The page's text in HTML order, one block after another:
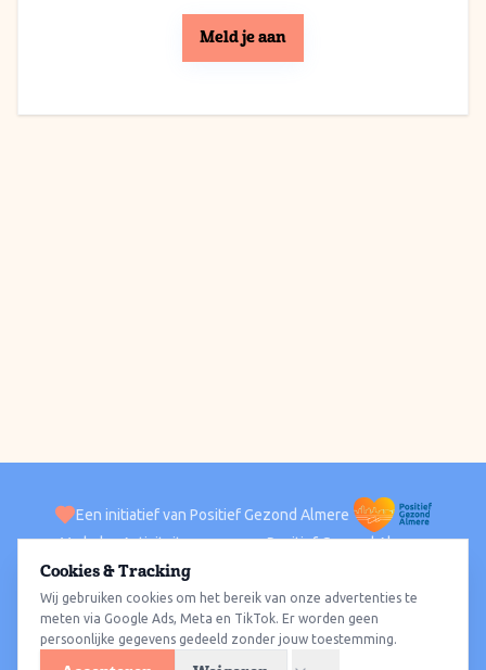
Meld je aan
Een initiatief van Positief Gezond Almere
VerhalenActiviteiten Positief Gezond Almere
ACTIVITEITEN PER WIJK
Alle wijkenAlmere HavenAlmere StadAlmere BuitenAlmere Poort
Almere HoutAlmere OosterwoldWat te doen
Cookies & Tracking
Wij gebruiken cookies om het bereik van onze advertenties te
meten via Google Ads, Meta en TikTok. Er worden geen
persoonlijke gegevens gedeeld zonder jouw toestemming.